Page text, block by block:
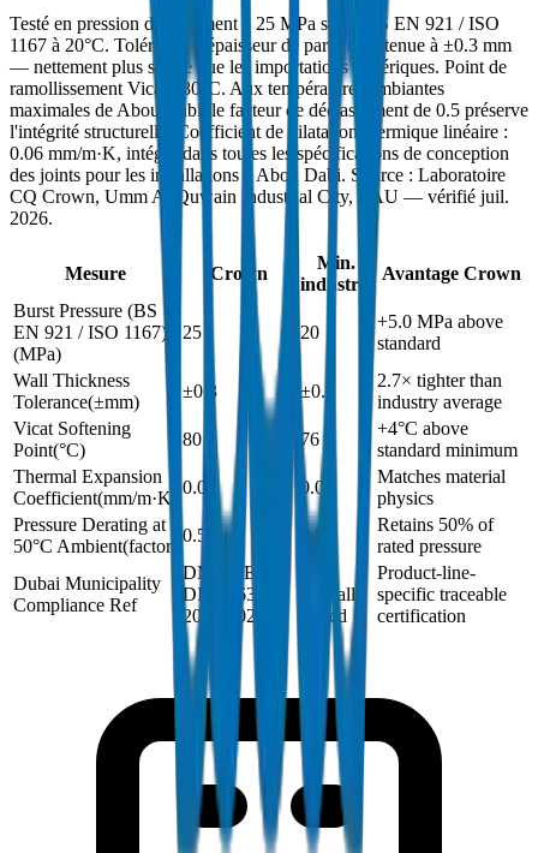
Testé en pression d'éclatement à 25 MPa selon BS EN 921 / ISO
1167 à 20°C. Tolérance d'épaisseur de paroi maintenue à ±0.3 mm
— nettement plus stricte que les importations génériques. Point de
ramollissement Vicat : 80°C. Aux températures ambiantes
maximales de Abou Dabi, le facteur de déclassement de 0.5 préserve
l'intégrité structurelle. Coefficient de dilatation thermique linéaire :
0.06 mm/m·K, intégré dans toutes les spécifications de conception
des joints pour les installations à Abou Dabi. Source : Laboratoire
CQ Crown, Umm Al Quwain Industrial City, EAU — vérifié juil.
2026.
Mesure Crown
Min.
industrie
Avantage Crown
Burst Pressure (BS
EN 921 / ISO 1167)
(MPa)
25 20
+5.0 MPa above
standard
Wall Thickness
Tolerance(±mm)
±0.3 ±0.8
2.7× tighter than
industry average
Vicat Softening
Point(°C)
80 76
+4°C above
standard minimum
Thermal Expansion
Coefficient(mm/m·K
0.06 0.06
Matches material
physics
Pressure Derating at
50°C Ambient(factor
0.5 0.5
Retains 50% of
rated pressure
Dubai Municipality
Compliance Ref
DM-PRES-
DIN8063-
2024-002
typically
issued
Product-line-
specific traceable
certification